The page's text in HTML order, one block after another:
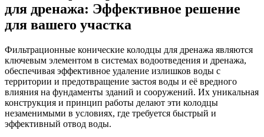
для дренажа: Эффективное решение
для вашего участка
Фильтрационные конические колодцы для дренажа являются
ключевым элементом в системах водоотведения и дренажа,
обеспечивая эффективное удаление излишков воды с
территории и предотвращение застоя воды и её вредного
влияния на фундаменты зданий и сооружений. Их уникальная
конструкция и принцип работы делают эти колодцы
незаменимыми в условиях, где требуется быстрый и
эффективный отвод воды.